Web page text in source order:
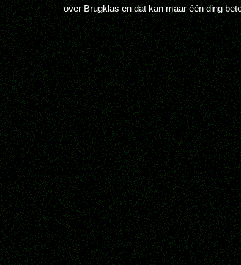
over Brugklas en dat kan maar één ding